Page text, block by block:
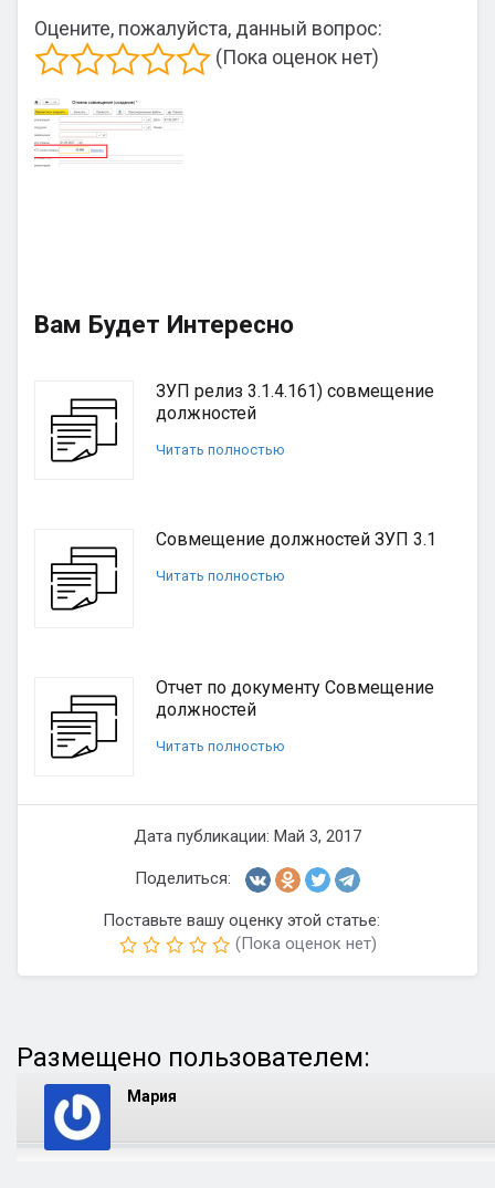
Оцените, пожалуйста, данный вопрос:
(Пока оценок нет)
Вам Будет Интересно
ЗУП релиз 3.1.4.161) совмещение
должностей
Читать полностью
Совмещение должностей ЗУП 3.1
Читать полностью
Отчет по документу Совмещение
должностей
Читать полностью
Дата публикации: Май 3, 2017
Поделиться:
Поставьте вашу оценку этой статье:
(Пока оценок нет)
Размещено пользователем:
Мария